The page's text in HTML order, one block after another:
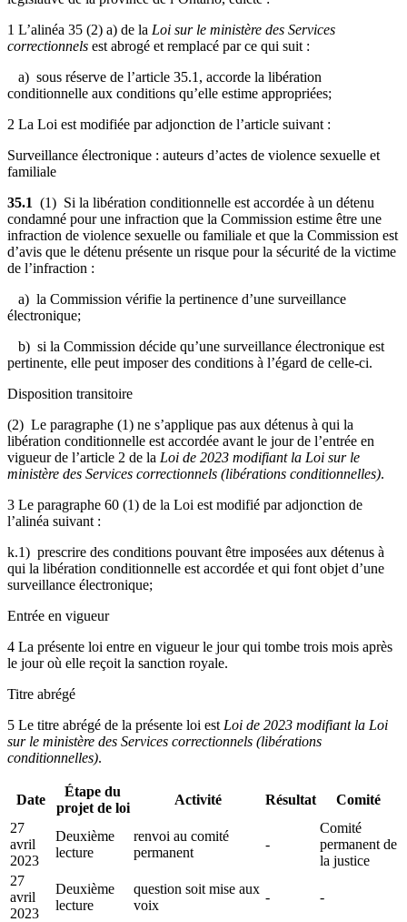
1 L’alinéa 35 (2) a) de la Loi sur le ministère des Services
correctionnels est abrogé et remplacé par ce qui suit :
a) sous réserve de l’article 35.1, accorde la libération
conditionnelle aux conditions qu’elle estime appropriées;
2 La Loi est modifiée par adjonction de l’article suivant :
Surveillance électronique : auteurs d’actes de violence sexuelle et
familiale
35.1 (1) Si la libération conditionnelle est accordée à un détenu
condamné pour une infraction que la Commission estime être une
infraction de violence sexuelle ou familiale et que la Commission est
d’avis que le détenu présente un risque pour la sécurité de la victime
de l’infraction :
a) la Commission vérifie la pertinence d’une surveillance
électronique;
b) si la Commission décide qu’une surveillance électronique est
pertinente, elle peut imposer des conditions à l’égard de celle-ci.
Disposition transitoire
(2) Le paragraphe (1) ne s’applique pas aux détenus à qui la
libération conditionnelle est accordée avant le jour de l’entrée en
vigueur de l’article 2 de la Loi de 2023 modifiant la Loi sur le
ministère des Services correctionnels (libérations conditionnelles).
3 Le paragraphe 60 (1) de la Loi est modifié par adjonction de
l’alinéa suivant :
k.1) prescrire des conditions pouvant être imposées aux détenus à
qui la libération conditionnelle est accordée et qui font objet d’une
surveillance électronique;
Entrée en vigueur
4 La présente loi entre en vigueur le jour qui tombe trois mois après
le jour où elle reçoit la sanction royale.
Titre abrégé
5 Le titre abrégé de la présente loi est Loi de 2023 modifiant la Loi
sur le ministère des Services correctionnels (libérations
conditionnelles).
Date
Étape du
projet de loi
Activité Résultat
Comité
27
avril
2023
Deuxième
lecture
renvoi au comité
permanent
-
Comité
permanent de
la justice
27
avril
2023
Deuxième
lecture
question soit mise aux
voix
- -